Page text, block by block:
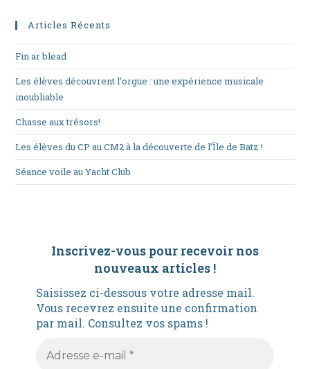
Articles Récents
Fin ar blead
Les élèves découvrent l’orgue : une expérience musicale
inoubliable
Chasse aux trésors!
Les élèves du CP au CM2 à la découverte de l’Île de Batz !
Séance voile au Yacht Club
Inscrivez-vous pour recevoir nos
nouveaux articles !
Saisissez ci-dessous votre adresse mail.
Vous recevrez ensuite une confirmation
par mail. Consultez vos spams !